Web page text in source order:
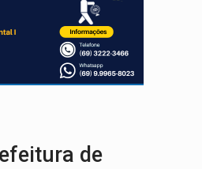
a embarcação no rio Madeira termina com
Prêmio acumula para R$ 165
AVISO DE LICITAÇÃO: PREGÃO ELETRÔNICO Nº
de